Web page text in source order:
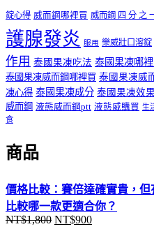
錠心得 威而鋼哪裡買 威而鋼 四 分 之
護腺發炎
服用 樂威壯口溶錠
作用 泰國果凍吃法 泰國果凍哪
泰國果凍威而鋼哪裡買 泰國果凍威
凍心得 泰國果凍成分 泰國果凍效果
威而鋼 液態威而鋼ptt 液態威購買 生
食
商品
價格比較：賽倍達確實貴，
比較哪一款更適合你？
NT$1,800 原
NT$900目